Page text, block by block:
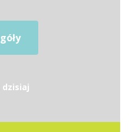
dzisiaj